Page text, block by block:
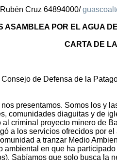
Cruz 64894000/
ASAMBLEA POR EL AGUA
CARTA DE
de Defensa de la
presentamos. Somos los y
comunidades diaguitas y de
al criminal proyecto minero de
a los servicios ofrecidos por
a tranzar Medio
ambiental en que ha
Sabíamos que solo busca la